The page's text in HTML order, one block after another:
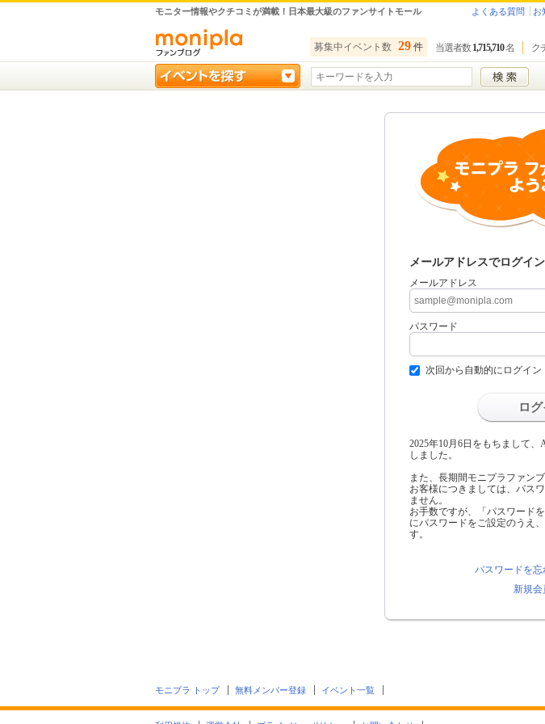
モニター情報やクチコミが満載！日本最大級のファンサイトモール よくある質問 お
募集中イベント数 29 件 当選者数 1,715,710名 ク
メールアドレスでログイン
メールアドレス
パスワード
次回から自動的にログイン
ロ
2025年10月6日をもちまして
しました。
また、長期間モニプラファン
お客様につきましては、パス
ません。
お手数ですが、「パスワード
にパスワードをご設定のうえ
す。
パスワードを
新規会
モニプラ トップ 無料メンバー登録 イベント一覧